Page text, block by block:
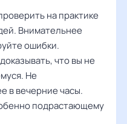
на практике
Внимательнее
ошибки.
что вы не
Не
в вечерние часы.
подрастающему